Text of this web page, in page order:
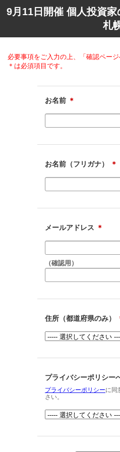
9月11日開催 個人投資
札
必要事項をご入力の上、「確認ページ
＊は必須項目です。
お名前 ＊
お名前（フリガナ） ＊
メールアドレス ＊
（確認用）
住所（都道府県のみ）
プライバシーポリシー
プライバシーポリシーに同
さい。